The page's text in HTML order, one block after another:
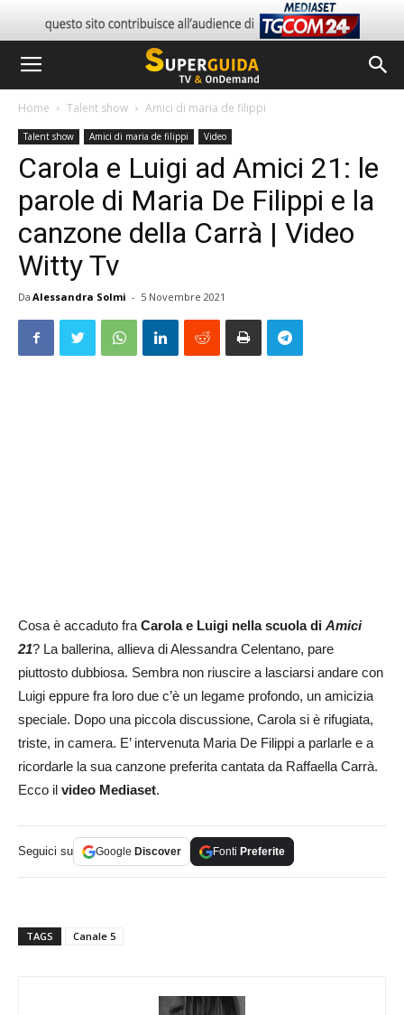
Home Talent show Amici di maria de filippi
Talent show Amici di maria de filippi Video
Carola e Luigi ad Amici 21: le
parole di Maria De Filippi e la
canzone della Carrà | Video
Witty Tv
Da Alessandra Solmi - 5 Novembre 2021
Cosa è accaduto fraCarola e Luigi nella scuola di Amici
21? La ballerina, allieva di Alessandra Celentano, pare
piuttosto dubbiosa. Sembra non riuscire a lasciarsi andare con
Luigi eppure fra loro due c’è un legame profondo, un amicizia
speciale. Dopo una piccola discussione, Carola si è rifugiata,
triste, in camera. E’ intervenuta Maria De Filippi a parlarle e a
ricordarle la sua canzone preferita cantata da Raffaella Carrà.
Ecco il video Mediaset.
Seguici su Google Discover Fonti Preferite
TAGS Canale 5